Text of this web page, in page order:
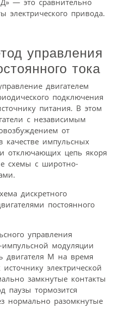
электрического привода.
управления
тока
двигателем
подключения
питания. В этом
с независимым
от
качестве импульсных
отключающих цепь якоря
схемы с широтно-
управления
модуляции
двигателя М на время
электрической
замкнутые контакты
паузы тормозится
нормально разомкнутые